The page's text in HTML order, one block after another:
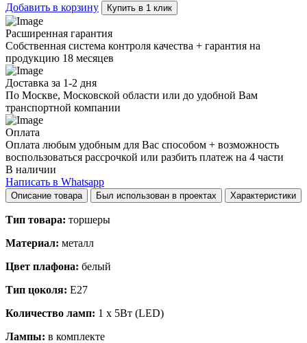
Добавить в корзину Купить в 1 клик
Расширенная гарантия
Собственная система контроля качества + гарантия на
продукцию 18 месяцев
Доставка за 1-2 дня
По Москве, Московской области или до удобной Вам
транспортной компании
Оплата
Оплата любым удобным для Вас способом + возможность
воспользоваться рассрочкой или разбить платеж на 4 части
В наличии
Написать в Whatsapp
Описание товара Был использован в проектах Характеристики
Тип товара: торшеры
Материал: металл
Цвет плафона: белый
Тип цоколя: E27
Количество ламп: 1 x 5Вт (LED)
Лампы: в комплекте